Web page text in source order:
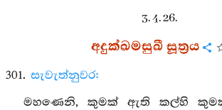
3. 4. 26.
අදුක්ඛමසුඛී සූත්‍රය
301. සැවැත්නුවර:
මහණෙනි, කුමක් ඇති කල්හි